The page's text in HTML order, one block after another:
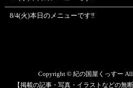
8/4(火)本日のメニューです‼️
Copyright © 紀の国屋くっすー All
【掲載の記事・写真・イラストなどの無